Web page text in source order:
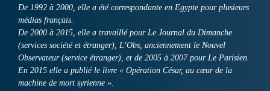
De 1992 à 2000, elle a été correspondante en Egypte pour plusieurs
médias français.
De 2000 à 2015, elle a travaillé pour Le Journal du Dimanche
(services société et étranger), L’Obs, anciennement le Nouvel
Observateur (service étranger), et de 2005 à 2007 pour Le Parisien.
En 2015 elle a publié le livre « Opération César, au cœur de la
machine de mort syrienne ».